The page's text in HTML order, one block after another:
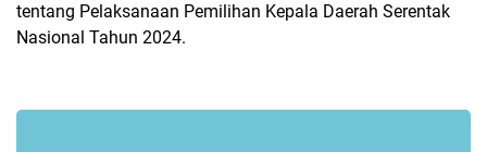
tentang Pelaksanaan Pemilihan Kepala Daerah Serentak
Nasional Tahun 2024.